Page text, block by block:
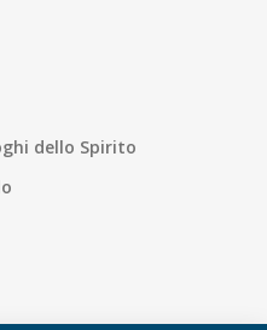
dello Spirito